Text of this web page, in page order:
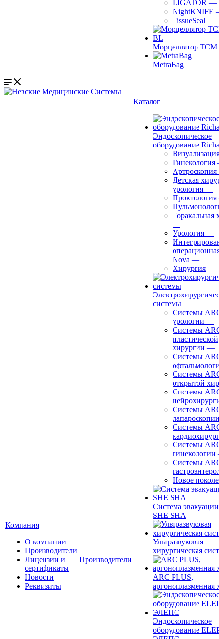
LIGATOR —
NightKNIFE
TissueSeal
Морцеллятор ТСМ
MetraBag
Компания
О компании
Производители
Лицензии и
сертификаты
Новости
Реквизиты
Производители
Каталог
Эндоскопическое
оборудование
Визуализация
Гинекология
Артроскопия
Детская
урология —
Проктология
Торакальная
—
Урология —
Nova —
Хирургия
системы
Системы
урологии —
Системы
пластической
хирургии —
Системы
Системы
открытой
Системы
Системы
лапароскопии
Системы
Системы
гинекологии
Системы
Новое
Система
SHE SHA
Ультразвуковая
хирургическая
ARC PLUS,
аргоноплазменная
Эндоскопическое
оборудование